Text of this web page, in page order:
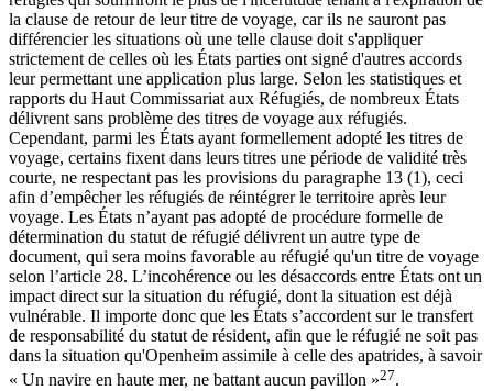
la clause de retour de leur titre de voyage, car ils ne sauront pas
différencier les situations où une telle clause doit s'appliquer
strictement de celles où les États parties ont signé d'autres accords
leur permettant une application plus large. Selon les statistiques et
rapports du Haut Commissariat aux Réfugiés, de nombreux États
délivrent sans problème des titres de voyage aux réfugiés.
Cependant, parmi les États ayant formellement adopté les titres de
voyage, certains fixent dans leurs titres une période de validité très
courte, ne respectant pas les provisions du paragraphe 13 (1), ceci
afin d’empêcher les réfugiés de réintégrer le territoire après leur
voyage. Les États n’ayant pas adopté de procédure formelle de
détermination du statut de réfugié délivrent un autre type de
document, qui sera moins favorable au réfugié qu'un titre de voyage
selon l’article 28. L’incohérence ou les désaccords entre États ont un
impact direct sur la situation du réfugié, dont la situation est déjà
vulnérable. Il importe donc que les États s’accordent sur le transfert
de responsabilité du statut de résident, afin que le réfugié ne soit pas
dans la situation qu'Openheim assimile à celle des apatrides, à savoir
« Un navire en haute mer, ne battant aucun pavillon »27.